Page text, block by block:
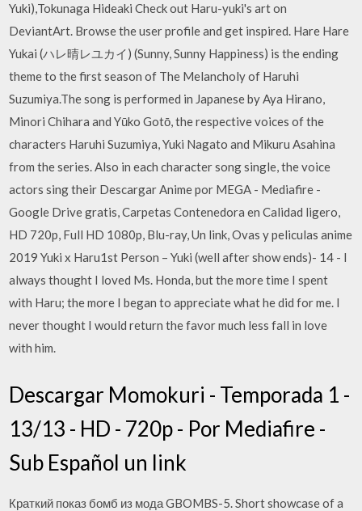
Yuki),Tokunaga Hideaki Check out Haru-yuki's art on
DeviantArt. Browse the user profile and get inspired. Hare Hare
Yukai (ハレ晴レユカイ) (Sunny, Sunny Happiness) is the ending
theme to the first season of The Melancholy of Haruhi
Suzumiya.The song is performed in Japanese by Aya Hirano,
Minori Chihara and Yūko Gotō, the respective voices of the
characters Haruhi Suzumiya, Yuki Nagato and Mikuru Asahina
from the series. Also in each character song single, the voice
actors sing their Descargar Anime por MEGA - Mediafire -
Google Drive gratis, Carpetas Contenedora en Calidad ligero,
HD 720p, Full HD 1080p, Blu-ray, Un link, Ovas y peliculas anime
2019 Yuki x Haru1st Person – Yuki (well after show ends)- 14 - I
always thought I loved Ms. Honda, but the more time I spent
with Haru; the more I began to appreciate what he did for me. I
never thought I would return the favor much less fall in love
with him.
Descargar Momokuri - Temporada 1 -
13/13 - HD - 720p - Por Mediafire -
Sub Español un link
Краткий показ бомб из мода GBOMBS-5. Short showcase of a